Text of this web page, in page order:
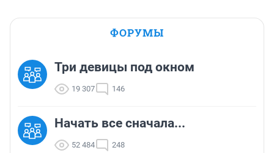
ФОРУМЫ
Три девицы под окном
19 307 146
Начать все сначала...
52 484 248